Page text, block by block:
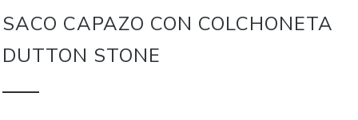
SACO CAPAZO CON COLCHONETA
DUTTON STONE